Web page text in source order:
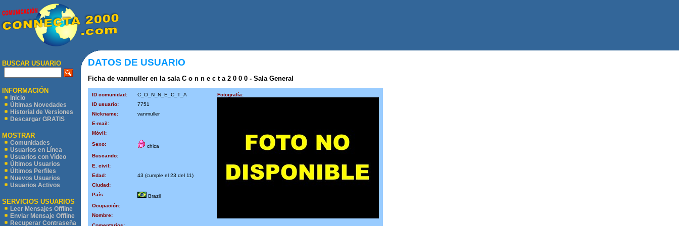
BUSCAR USUARIO
INFORMACIÓN
Inicio
Últimas Novedades
Historial de Versiones
Descargar GRATIS
MOSTRAR
Comunidades
Usuarios en Línea
Usuarios con Vídeo
Últimos Usuarios
Últimos Perfiles
Nuevos Usuarios
Usuarios Activos
SERVICIOS USUARIOS
Leer Mensajes Offline
Enviar Mensaje Offline
Recuperar Contraseña
DATOS DE USUARIO
Ficha de vanmuller en la sala C o n n e c t a 2 0 0 0 - Sala General
ID comunidad: C_O_N_N_E_C_T_A
Fotografía:
ID usuario:
7751
Nickname:
vanmuller
E-mail:
Móvil:
Sexo:
chica
Buscando:
E. civil:
Edad:
43 (cumple el 23 del 11)
Ciudad:
País:
Brazil
Ocupación:
Nombre: